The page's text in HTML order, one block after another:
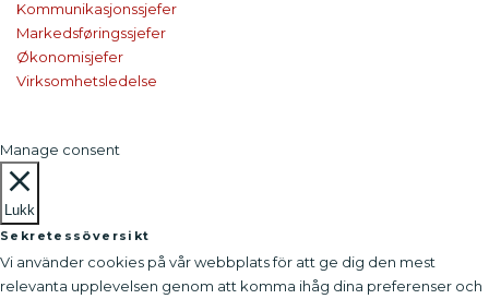
Kommunikasjonssjefer
Markedsføringssjefer
Økonomisjefer
Virksomhetsledelse
Manage consent
Lukk
Sekretessöversikt
Vi använder cookies på vår webbplats för att ge dig den mest
relevanta upplevelsen genom att komma ihåg dina preferenser och